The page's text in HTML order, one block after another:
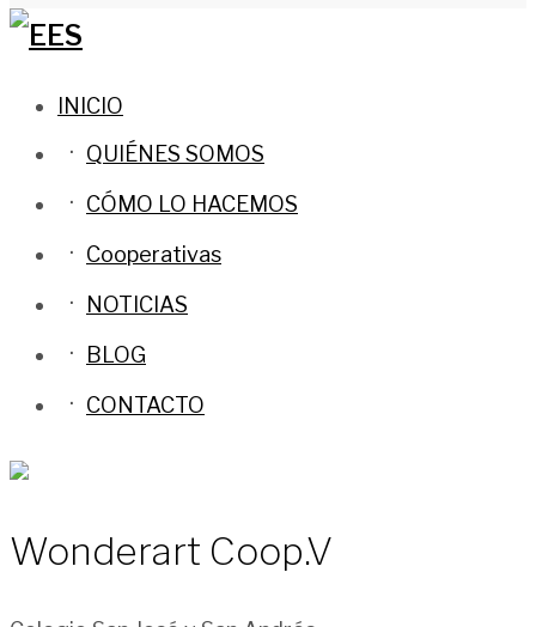
INICIO
QUIÉNES SOMOS
CÓMO LO HACEMOS
Cooperativas
NOTICIAS
BLOG
CONTACTO
Wonderart Coop.V